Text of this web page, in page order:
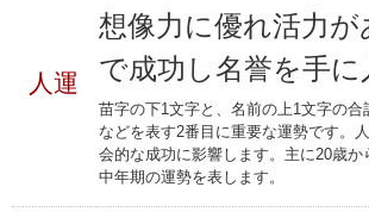
人運
想像力に優れ活力が
で成功し名誉を手に
苗字の下1文字と、名前の上1文字の
などを表す2番目に重要な運勢です。
会的な成功に影響します。主に20歳か
中年期の運勢を表します。